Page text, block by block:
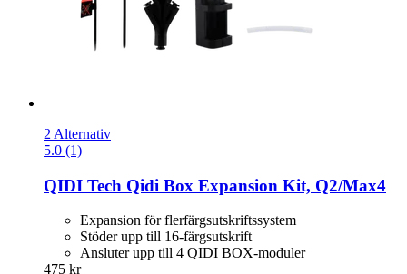
2 Alternativ
5.0 (1)
QIDI Tech Qidi Box Expansion Kit, Q2/Max4
Expansion för flerfärgsutskriftssystem
Stöder upp till 16-färgsutskrift
Ansluter upp till 4 QIDI BOX-moduler
475 kr